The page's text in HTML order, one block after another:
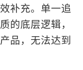
补充。单一追
的底层逻辑，
品，无法达到